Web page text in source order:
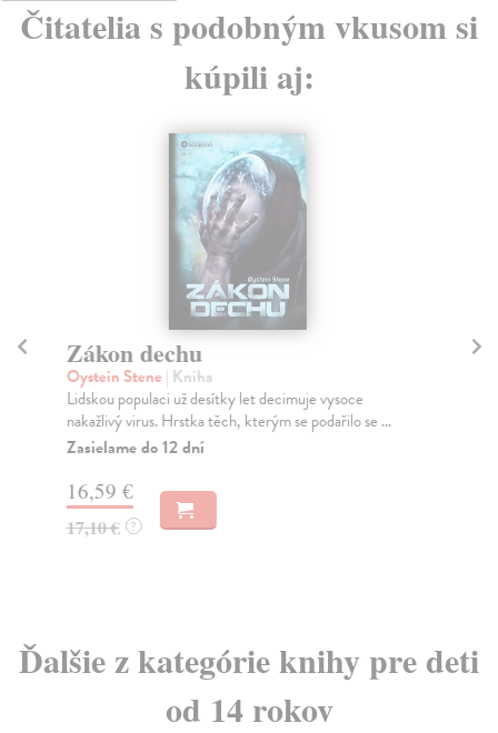
Čitatelia s podobným vkusom si
kúpili aj:
Zákon dechu
Oystein Stene | Kniha
Lidskou populaci už desítky let decimuje vysoce
nakažlivý virus. Hrstka těch, kterým se podařilo se ...
Zasielame do 12 dní
16,59 €
17,10 € ?
Ďalšie z kategórie knihy pre deti
od 14 rokov